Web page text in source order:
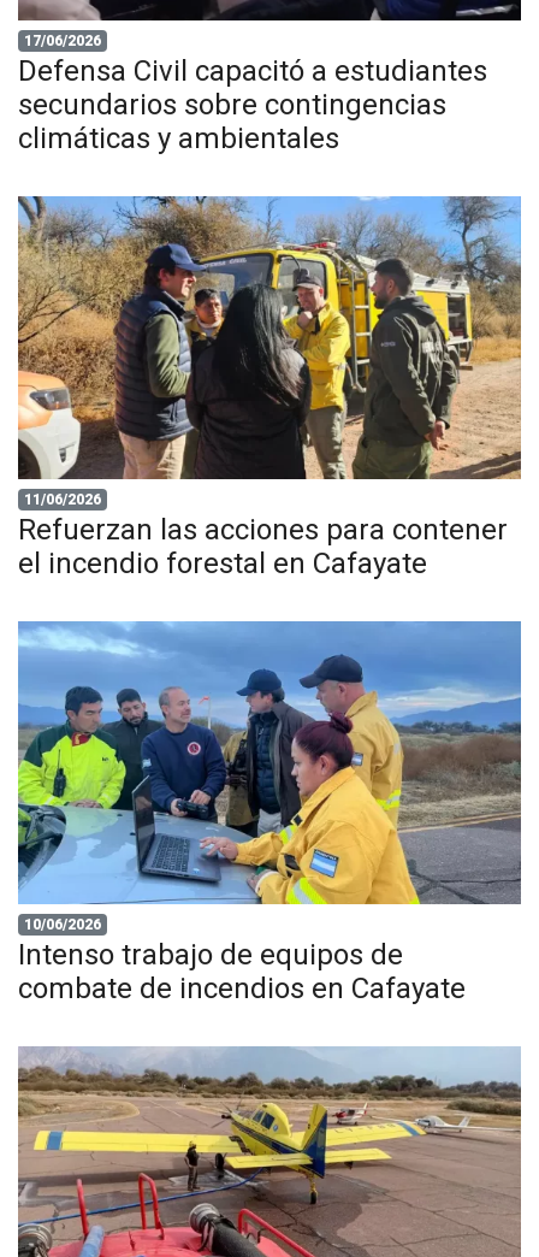
17/06/2026
Defensa Civil capacitó a estudiantes
secundarios sobre contingencias
climáticas y ambientales
11/06/2026
Refuerzan las acciones para contener
el incendio forestal en Cafayate
10/06/2026
Intenso trabajo de equipos de
combate de incendios en Cafayate